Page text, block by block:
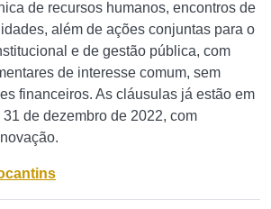
de recursos humanos, encontros de
além de ações conjuntas para o
e de gestão pública, com
de interesse comum, sem
financeiros. As cláusulas já estão em
de dezembro de 2022, com